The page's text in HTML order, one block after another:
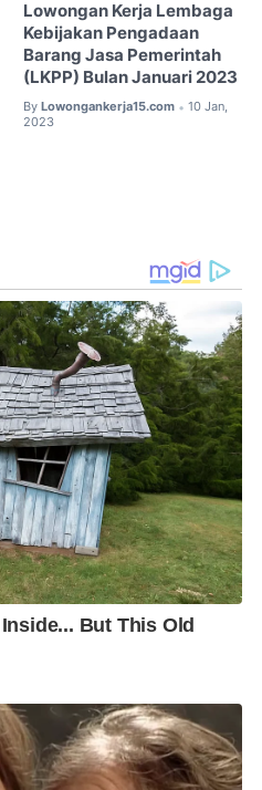
Lowongan Kerja Lembaga
Kebijakan Pengadaan
Barang Jasa Pemerintah
(LKPP) Bulan Januari 2023
By Lowongankerja15.com • 10 Jan,
2023